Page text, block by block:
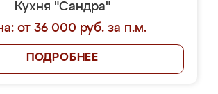
Кухня "Сандра"
от 36 000 руб. за п.м.
ПОДРОБНЕЕ